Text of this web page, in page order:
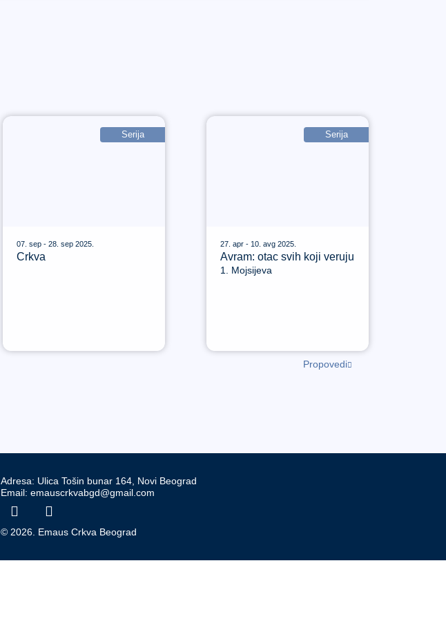
Serija
07. sep - 28. sep 2025.
Crkva
Serija
27. apr - 10. avg 2025.
Avram: otac svih koji veruju
1. Mojsijeva
Propovedi
Adresa: Ulica Tošin bunar 164, Novi Beograd
Email: emauscrkvabgd@gmail.com
© 2026. Emaus Crkva Beograd